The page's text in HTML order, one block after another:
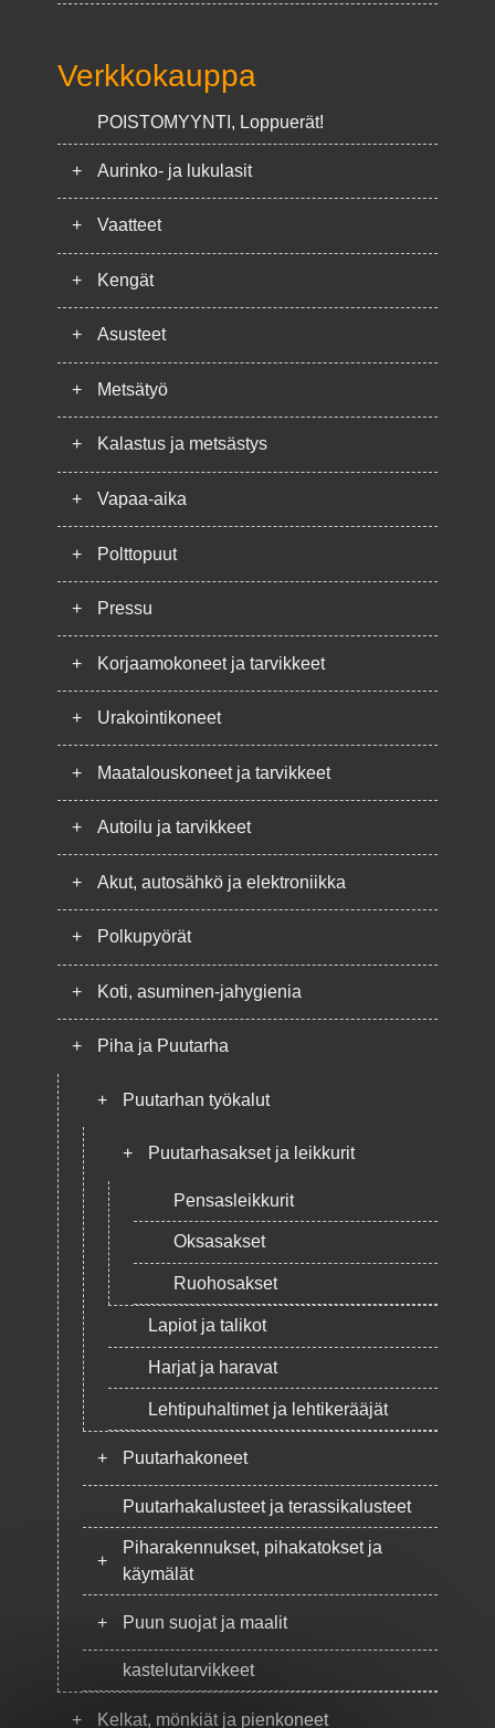
Verkkokauppa
POISTOMYYNTI, Loppuerät!
+ Aurinko- ja lukulasit
+ Vaatteet
+ Kengät
+ Asusteet
+ Metsätyö
+ Kalastus ja metsästys
+ Vapaa-aika
+ Polttopuut
+ Pressu
+ Korjaamokoneet ja tarvikkeet
+ Urakointikoneet
+ Maatalouskoneet ja tarvikkeet
+ Autoilu ja tarvikkeet
+ Akut, autosähkö ja elektroniikka
+ Polkupyörät
+ Koti, asuminen-jahygienia
+ Piha ja Puutarha
+ Puutarhan työkalut
+ Puutarhasakset ja leikkurit
Pensasleikkurit
Oksasakset
Ruohosakset
Lapiot ja talikot
Harjat ja haravat
Lehtipuhaltimet ja lehtikerääjät
+ Puutarhakoneet
Puutarhakalusteet ja terassikalusteet
+
Piharakennukset, pihakatokset ja
käymälät
+ Puun suojat ja maalit
kastelutarvikkeet
+ Kelkat, mönkiät ja pienkoneet